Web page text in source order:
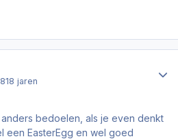
18 jaren
bedoelen, als je even denkt
een EasterEgg en wel goed